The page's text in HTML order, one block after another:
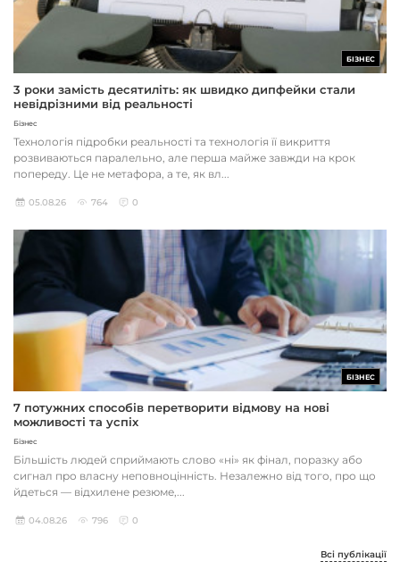
БІЗНЕС
3 роки замість десятиліть: як швидко дипфейки стали
невідрізними від реальності
Бізнес
Технологія підробки реальності та технологія її викриття
розвиваються паралельно, але перша майже завжди на крок
попереду. Це не метафора, а те, як вл...
05.08.26 764 0
БІЗНЕС
7 потужних способів перетворити відмову на нові
можливості та успіх
Бізнес
Більшість людей сприймають слово «ні» як фінал, поразку або
сигнал про власну неповноцінність. Незалежно від того, про що
йдеться — відхилене резюме,...
04.08.26 796 0
Всі публікації